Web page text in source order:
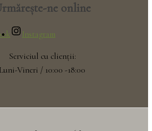
ne online
Instagram
Serviciul cu clienții:
Luni-Vineri / 10:00 -18:00